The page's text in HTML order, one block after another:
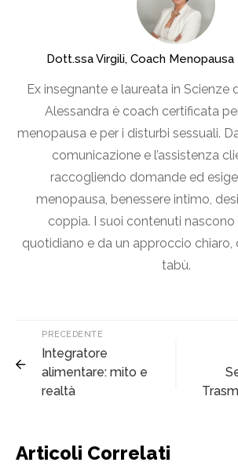
Dott.ssa Virgili, Coach
Ex insegnante e laureata in Scienze
Alessandra è coach certificata
menopausa e per i disturbi sessuali.
comunicazione e l’assistenza
raccogliendo domande ed
menopausa, benessere intimo,
coppia. I suoi contenuti nascono
quotidiano e da un approccio chiaro,
tabù.
PRECEDENTE
Integratore
alimentare: mito e
realtà
Articoli Correlati